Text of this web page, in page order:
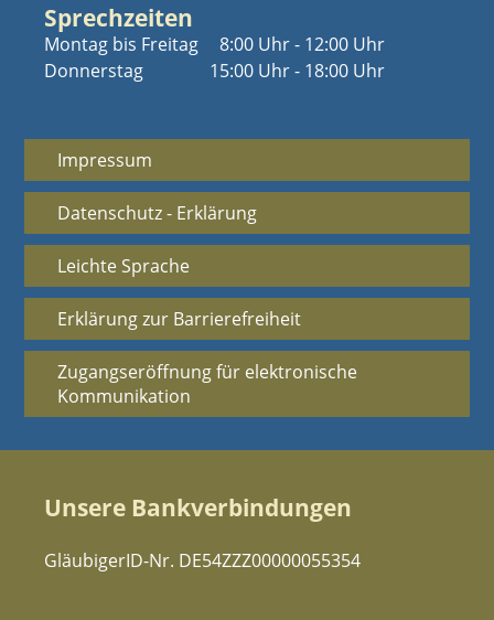
Sprechzeiten
Montag bis Freitag
Donnerstag
8:00 Uhr - 12:00 Uhr
15:00 Uhr - 18:00 Uhr
Impressum
Datenschutz - Erklärung
Leichte Sprache
Erklärung zur Barrierefreiheit
Zugangseröffnung für elektronische
Kommunikation
Unsere Bankverbindungen
GläubigerID-Nr. DE54ZZZ00000055354